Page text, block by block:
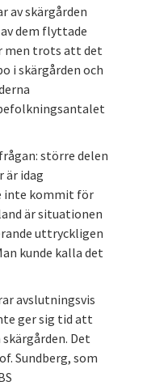
av skärgården
dem flyttade
men trots att det
i skärgården och
större delen
är idag
inte kommit för
är situationen
uttryckligen
kunde kalla det
avslutningsvis
ger sig tid att
Det
Sundberg, som